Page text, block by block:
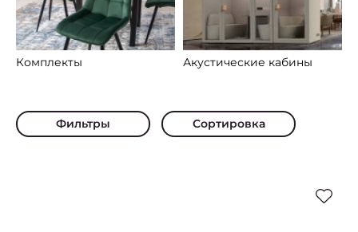
Комплекты Акустические кабины
Фильтры Сортировка